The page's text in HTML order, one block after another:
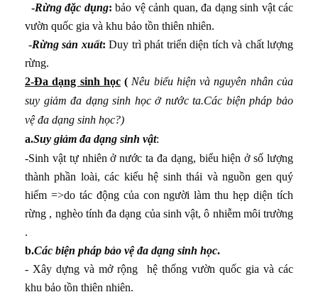
-Rừng đặc dụng: bảo vệ cảnh quan, đa dạng sinh vật các
vườn quốc gia và khu bảo tồn thiên nhiên.
-Rừng sản xuất: Duy trì phát triển diện tích và chất lượng
rừng.
2-Đa dạng sinh học( Nêu biểu hiện và nguyên nhân của
suy giảm đa dạng sinh học ở nước ta.Các biện pháp bảo
vệ đa dạng sinh học?)
a.Suy giảm đa dạng sinh vật:
-Sinh vật tự nhiên ở nước ta đa dạng, biểu hiện ở số lượng
thành phần loài, các kiểu hệ sinh thái và nguồn gen quý
hiếm =>do tác động của con người làm thu hẹp diện tích
rừng , nghèo tính đa dạng của sinh vật, ô nhiễm môi trường
.
b.Các biện pháp bảo vệ đa dạng sinh học.
- Xây dựng và mở rộng hệ thống vườn quốc gia và các
khu bảo tồn thiên nhiên.
du và miền núi Bắc Bộ
tế theo ngành ở Đồng bằng sông Hồng
ở Bắc Trung Bộ
ở Duyên hải Nam Trung Bộ
Nguyên
chiều sâu ở Đông Nam Bộ
tự nhiên ở Đồng bằng sông Cửu Long
quốc phòng ở Biển Đông và các đảo, quần đảo